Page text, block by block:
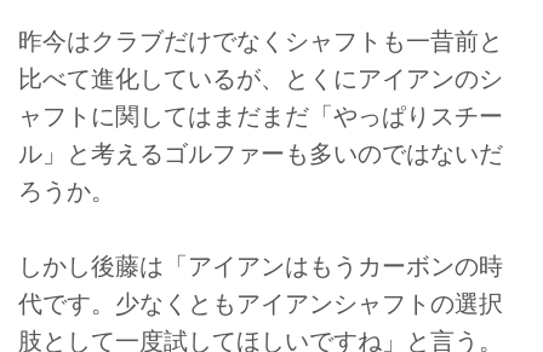
昨今はクラブだけでなくシャフトも一昔前と
比べて進化しているが、とくにアイアンのシ
ャフトに関してはまだまだ「やっぱりスチー
ル」と考えるゴルファーも多いのではないだ
ろうか。
しかし後藤は「アイアンはもうカーボンの時
代です。少なくともアイアンシャフトの選択
肢として一度試してほしいですね」と言う。